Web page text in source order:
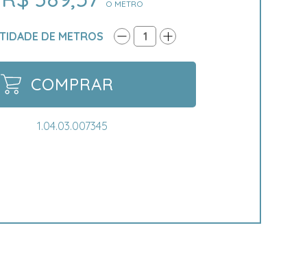
O METRO
DE METROS 1
COMPRAR
1.04.03.007345